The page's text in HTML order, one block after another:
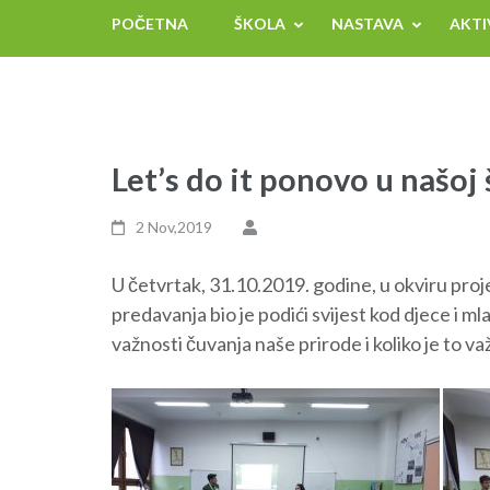
POČETNA ŠKOLA NASTAVA
Let’s do it ponovo u našoj
2 Nov,2019
U četvrtak, 31.10.2019. godine, u okviru
predavanja bio je podići svijest kod djece i
važnosti čuvanja naše prirode i koliko je to